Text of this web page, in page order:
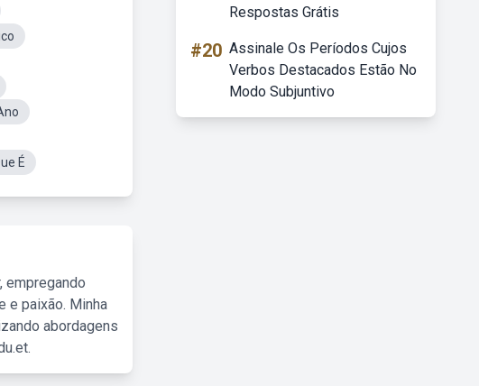
É
empregando
e paixão. Minha
abordagens
Respostas Grátis
#20 Assinale Os Períodos Cujos
Verbos Destacados Estão No
Modo Subjuntivo